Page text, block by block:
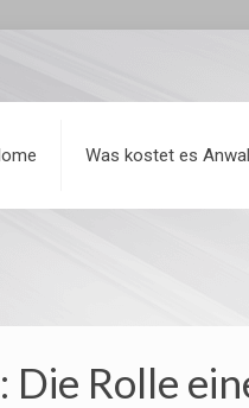
Was kostet es
Die Rolle